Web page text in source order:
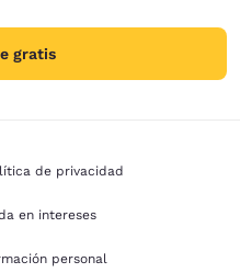
gratis
de privacidad
en intereses
personal